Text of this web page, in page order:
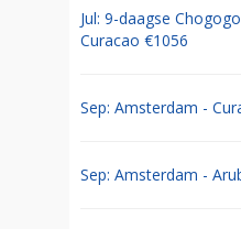
Jul: 9-daagse
Curacao €1056
Sep: Amsterdam -
Sep: Amsterdam -